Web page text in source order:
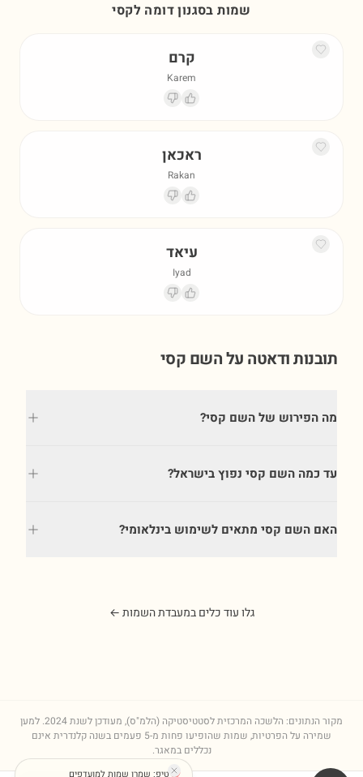
שמות בסגנון דומה לקסי
קרם
Karem
ראכאן
Rakan
עיאד
Iyad
תובנות ודאטה על השם קסי
מה הפירוש של השם קסי?
עד כמה השם קסי נפוץ בישראל?
האם השם קסי מתאים לשימוש בינלאומי?
גלו עוד כלים במעבדת השמות ←
מקור הנתונים: הלשכה המרכזית לסטטיסטיקה (הלמ"ס), מעודכן לשנת2024. למען
שמירה על הפרטיות, שמות שהופיעו פחות מ-5 פעמים בשנה קלנדרית אינם
נכללים במאגר.
טיפ: שמרו שמות למועדפים